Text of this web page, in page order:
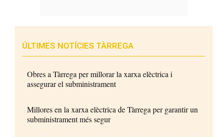
ÚLTIMES NOTÍCIES TÀRREGA
Obres a Tàrrega per millorar la xarxa elèctrica i
assegurar el subministrament
Millores en la xarxa elèctrica de Tàrrega per garantir un
subministrament més segur